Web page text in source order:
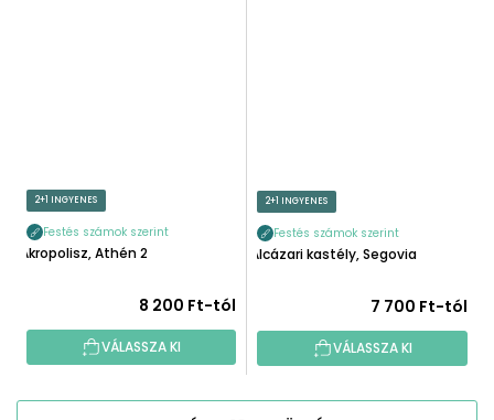
2+1 INGYENES
Festés számok szerint
Akropolisz, Athén 2
8 200 Ft-tól
VÁLASSZA KI
2+1 INGYENES
Festés számok szerint
Alcázari kastély, Segovia
7 700 Ft-tól
VÁLASSZA KI